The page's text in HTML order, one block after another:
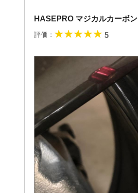
HASEPRO マジカルカーボ
評価： 5